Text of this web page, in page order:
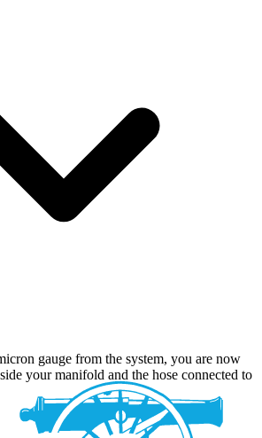
gauge from the system, you are now
your manifold and the hose connected to